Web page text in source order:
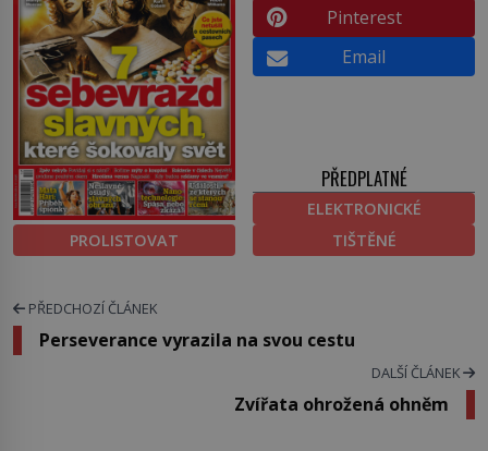
PROLISTOVAT
Pinterest
Email
PŘEDPLATNÉ
ELEKTRONICKÉ
TIŠTĚNÉ
PŘEDCHOZÍ ČLÁNEK
Perseverance vyrazila na svou cestu
DALŠÍ ČLÁNEK
Zvířata ohrožená ohněm